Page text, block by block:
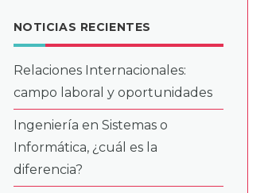
NOTICIAS RECIENTES
Relaciones Internacionales:
campo laboral y oportunidades
Ingeniería en Sistemas o
Informática, ¿cuál es la
diferencia?